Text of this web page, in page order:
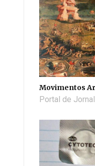
Movimentos
Portal de